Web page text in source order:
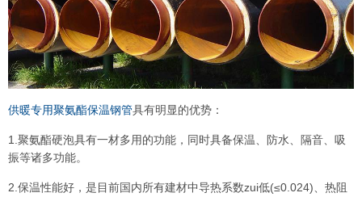
供暖专用聚氨酯保温钢管具有明显的优势：
1.聚氨酯硬泡具有一材多用的功能，同时具备保温、防水、隔音、吸
振等诸多功能。
2.保温性能好，是目前国内所有建材中导热系数zui低(≤0.024)、热阻